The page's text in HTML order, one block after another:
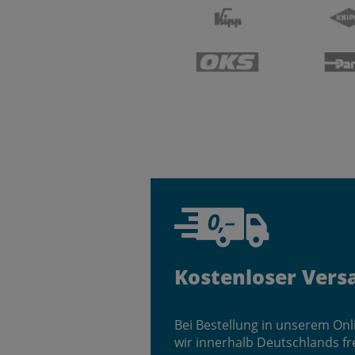
Kostenloser
Bei Bestellung in unserem
wir innerhalb Deutschlands